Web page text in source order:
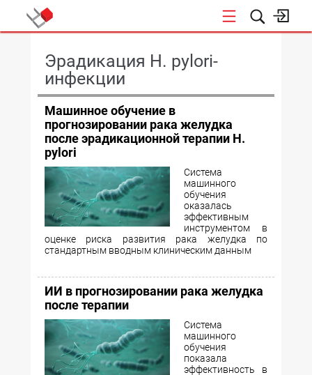
Эрадикация H. pylori-
инфекции
Машинное обучение в
прогнозировании рака желудка
после эрадикационной терапии H.
pylori
Система
машинного
обучения
оказалась
эффективным
инструментом в
оценке риска развития рака желудка по
стандартным вводным клиническим данным
ИИ в прогнозировании рака желудка
после терапии
Система
машинного
обучения
показала
эффективность в